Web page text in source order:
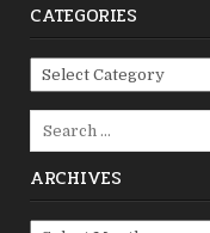
CATEGORIES
Categories
ARCHIVES